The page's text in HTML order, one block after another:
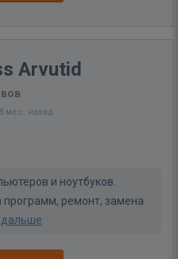
Arvutid
мес. назад
и ноутбуков.
программ, ремонт, замена
дальше